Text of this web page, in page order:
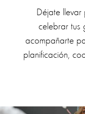
Déjate
celebrar tus
acompañarte
planificación,